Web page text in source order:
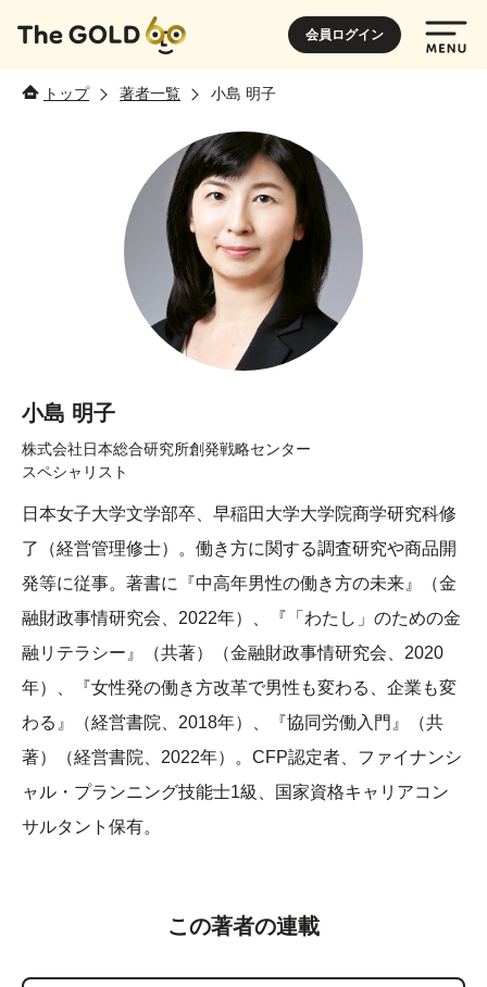
会員ログイン
トップ 著者一覧 小島 明子
小島 明子
株式会社日本総合研究所創発戦略センター
スペシャリスト
日本女子大学文学部卒、早稲田大学大学院商学研究科修
了（経営管理修士）。働き方に関する調査研究や商品開
発等に従事。著書に『中高年男性の働き方の未来』（金
融財政事情研究会、2022年）、『「わたし」のための金
融リテラシー』（共著）（金融財政事情研究会、2020
年）、『女性発の働き方改革で男性も変わる、企業も変
わる』（経営書院、2018年）、『協同労働入門』（共
著）（経営書院、2022年）。CFP認定者、ファイナンシ
ャル・プランニング技能士1級、国家資格キャリアコン
サルタント保有。
この著者の連載